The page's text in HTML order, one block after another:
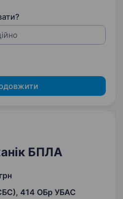
БПЛА
414 ОБр УБАС